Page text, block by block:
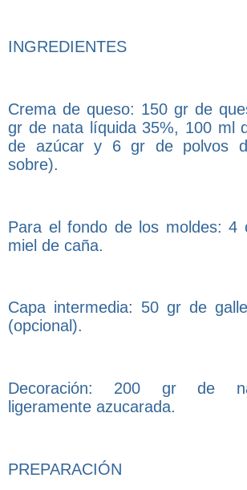
INGREDIENTES
Crema de queso: 150 gr de
gr de nata líquida 35%, 100 ml
de azúcar y 6 gr de polvos
sobre).
Para el fondo de los moldes: 4
miel de caña.
Capa intermedia: 50 gr de
(opcional).
Decoración: 200 gr de
ligeramente azucarada.
PREPARACIÓN